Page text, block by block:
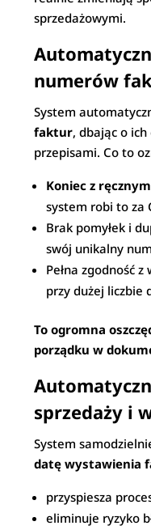
sprzedażowymi.
numerów
System
faktur, dbając o ich
przepisami. Co to
Koniec z
system robi to za
Brak pomyłek i
swój unikalny
Pełna zgodność
przy dużej liczbie
To ogromna
porządku w
sprzedaży i
System
datę wystawienia
przyspiesza
eliminuje ryzyko